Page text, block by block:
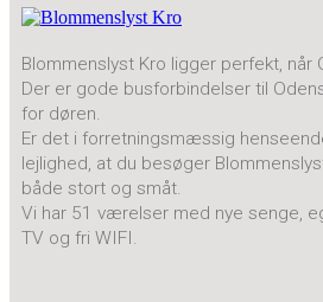
Blommenslyst Kro ligger perfekt, når
Der er gode busforbindelser til
for døren.
Er det i forretningsmæssig
lejlighed, at du besøger
både stort og småt.
Vi har 51 værelser med nye senge,
TV og fri WIFI.